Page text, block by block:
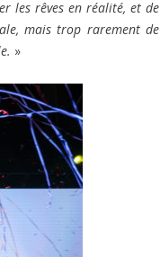
les rêves en réalité, et de
mais trop rarement de
»